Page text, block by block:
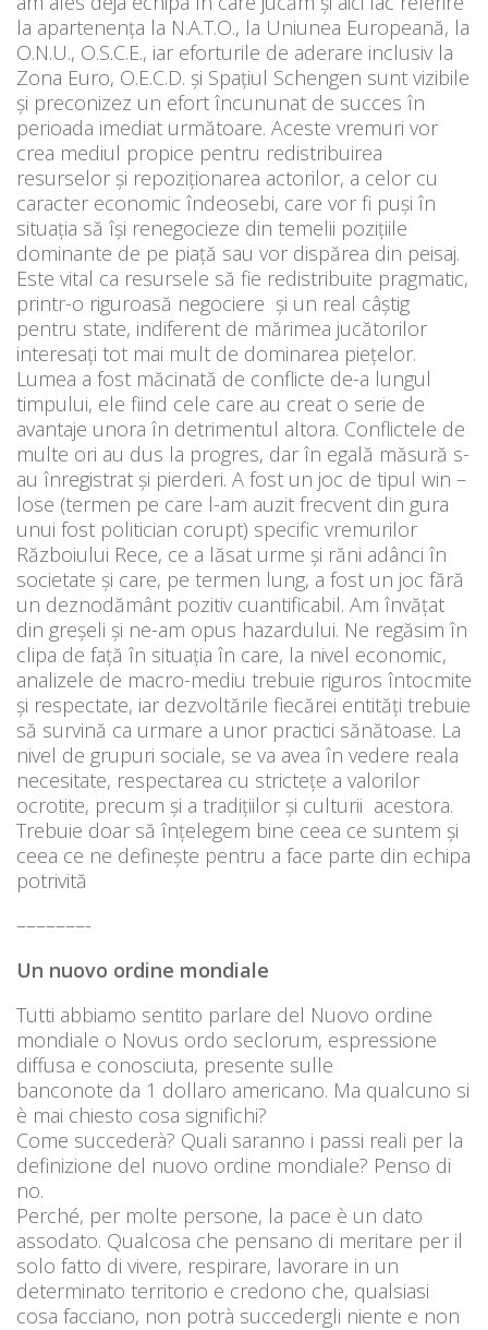
la apartenența la N.A.T.O., la Uniunea Europeană, la
O.N.U., O.S.C.E., iar eforturile de aderare inclusiv la
Zona Euro, O.E.C.D. și Spațiul Schengen sunt vizibile
și preconizez un efort încununat de succes în
perioada imediat următoare. Aceste vremuri vor
crea mediul propice pentru redistribuirea
resurselor și repoziționarea actorilor, a celor cu
caracter economic îndeosebi, care vor fi puși în
situația să își renegocieze din temelii pozițiile
dominante de pe piață sau vor dispărea din peisaj.
Este vital ca resursele să fie redistribuite pragmatic,
printr-o riguroasă negociere și un real câștig
pentru state, indiferent de mărimea jucătorilor
interesați tot mai mult de dominarea piețelor.
Lumea a fost măcinată de conflicte de-a lungul
timpului, ele fiind cele care au creat o serie de
avantaje unora în detrimentul altora. Conflictele de
multe ori au dus la progres, dar în egală măsură s-
au înregistrat și pierderi. A fost un joc de tipul win –
lose (termen pe care l-am auzit frecvent din gura
unui fost politician corupt) specific vremurilor
Războiului Rece, ce a lăsat urme și răni adânci în
societate și care, pe termen lung, a fost un joc fără
un deznodământ pozitiv cuantificabil. Am învățat
din greșeli și ne-am opus hazardului. Ne regăsim în
clipa de față în situația în care, la nivel economic,
analizele de macro-mediu trebuie riguros întocmite
și respectate, iar dezvoltările fiecărei entități trebuie
să survină ca urmare a unor practici sănătoase. La
nivel de grupuri sociale, se va avea în vedere reala
necesitate, respectarea cu strictețe a valorilor
ocrotite, precum și a tradițiilor și culturii acestora.
Trebuie doar să înțelegem bine ceea ce suntem și
ceea ce ne definește pentru a face parte din echipa
potrivită
–––––––-
Un nuovo ordine mondiale
Tutti abbiamo sentito parlare del Nuovo ordine
mondiale o Novus ordo seclorum, espressione
diffusa e conosciuta, presente sulle
banconote da 1 dollaro americano. Ma qualcuno si
è mai chiesto cosa significhi?
Come succederà? Quali saranno i passi reali per la
definizione del nuovo ordine mondiale? Penso di
no.
Perché, per molte persone, la pace è un dato
assodato. Qualcosa che pensano di meritare per il
solo fatto di vivere, respirare, lavorare in un
determinato territorio e credono che, qualsiasi
cosa facciano, non potrà succedergli niente e non